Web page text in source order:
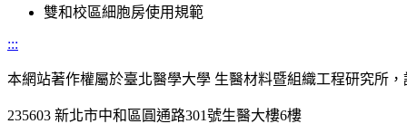
雙和校區細胞房使用規範
:::
本網站著作權屬於臺北醫學大學 生醫材料暨組織工程研究所，
235603 新北市中和區圓通路301號生醫大樓6樓